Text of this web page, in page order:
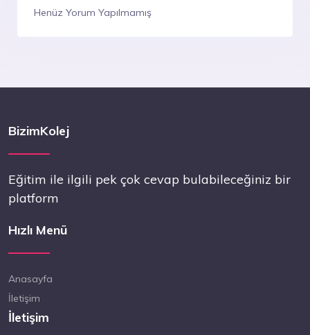
Henüz Yorum Yapılmamış
BizimKolej
Eğitim ile ilgili pek çok cevap bulabileceğiniz bir
platform
Hızlı Menü
Anasayfa
İletişim
İletişim